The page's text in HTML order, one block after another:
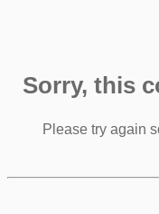
Sorry, this
Please try again